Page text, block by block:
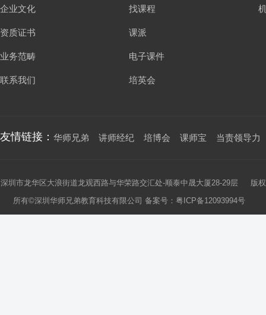
企业文化
资质证书
业务范畴
联系我们
找课程
课派
电子课件
培英会
友情链接： 华师兄弟 讲师经纪 培博会 课师宝 当责领导力
深圳市龙华区大浪街道龙观西路与华荣路交汇处-顺泰中晟大厦28-29层 版权
所有©深圳华师兄弟教育科技有限公司 备案号： 粤ICP备12093994号